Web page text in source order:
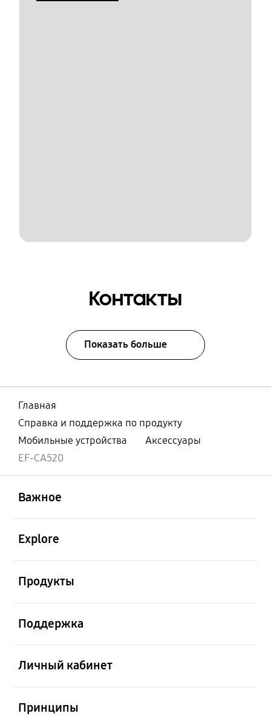
Контакты
Показать больше
Главная
Справка и поддержка по продукту
Мобильные устройства
Аксессуары
EF-CA520
Важное
Explore
Продукты
Поддержка
Личный кабинет
Принципы